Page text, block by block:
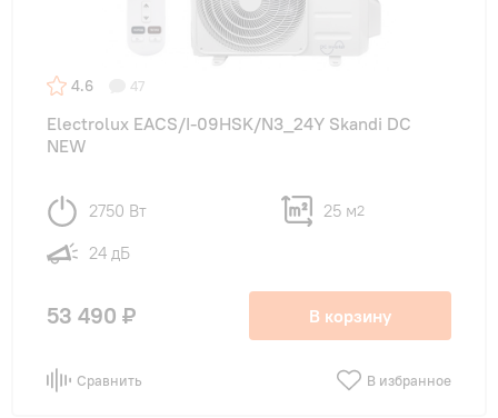
4.6 47
Electrolux EACS/I-09HSK/N3_24Y Skandi DC
NEW
2750 Вт 25 м2
24 дБ
53 490 ₽ В корзину
Сравнить В избранное